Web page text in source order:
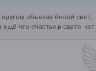
объехав белой свет,
что счастья в свете нет.